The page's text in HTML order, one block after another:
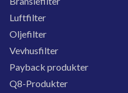
Luftfilter
Oljefilter
Vevhusfilter
Payback produkter
Q8-Produkter